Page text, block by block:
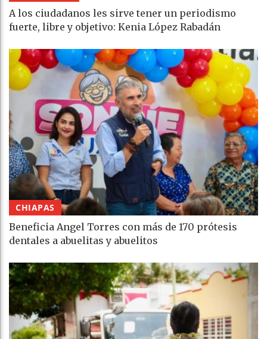
A los ciudadanos les sirve tener un periodismo
fuerte, libre y objetivo: Kenia López Rabadán
CHIAPAS
Beneficia Angel Torres con más de 170 prótesis
dentales a abuelitas y abuelitos